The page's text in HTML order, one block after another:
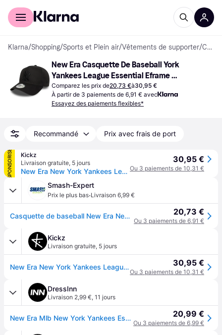
Acheter avec Klarna
Klarna/Shopping/Sports et Plein air/Vêtements de supporter/ Casquettes
New Era Casquette De Baseball York
Yankees League Essential Eframe
Neyyan
Comparez les prix de20,73 €à30,95 €
À partir de 3 paiements de 6,91 € avec
Essayez des paiements flexibles*
Recommandé Prix avec frais de port
SPONSORISÉ
Kickz
Livraison gratuite, 5 jours
New Era New York Yankees League Essential Casquetteuchon Noir - Black - Hommes
30,95 €
Ou 3 paiements de 10,31 €
Smash-Expert
Prix le plus bas·Livraison 6,99 €
Casquette de baseball New Era New York Yankees League Essential Eframe Neyyan - Noir 20,73 €
Ou 3 paiements de 6,91 €
Kickz
Livraison gratuite, 5 jours
New Era New York Yankees League Essential Casquetteuchon Noir - Black - Hommes 30,95 €
Ou 3 paiements de 10,31 €
DressInn
Livraison 2,99 €, 11 jours
New Era Mlb New York Yankees Essential 9forty Aframe Cap Noir 20,99 €
Ou 3 paiements de 6,99 €